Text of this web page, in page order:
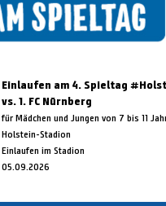
Einlaufen am 4. Spieltag
vs. 1. FC Nürnberg
für Mädchen und Jungen von 7 bis 11
Holstein-Stadion
Einlaufen im Stadion
05.09.2026